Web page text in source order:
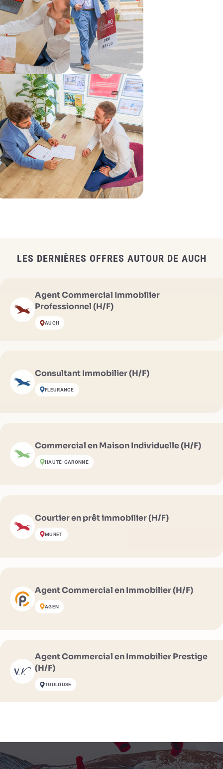
LES DERNIÈRES OFFRES AUTOUR DE AUCH
Agent Commercial Immobilier
Professionnel (H/F)
AUCH
Consultant Immobilier (H/F)
FLEURANCE
Commercial en Maison Individuelle (H/F)
HAUTE-GARONNE
Courtier en prêt immobilier (H/F)
MURET
Agent Commercial en Immobilier (H/F)
AGEN
Agent Commercial en Immobilier Prestige
(H/F)
TOULOUSE